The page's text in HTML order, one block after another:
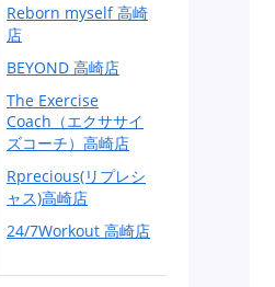
Reborn myself 高崎
店
BEYOND 高崎店
The Exercise
Coach（エクササイ
ズコーチ）高崎店
Rprecious(リプレシ
ャス)高崎店
24/7Workout 高崎店